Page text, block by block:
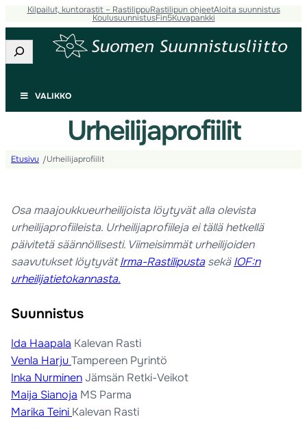
Kilpailut, kuntorastit – RastilippuRastilipun ohjeetAloita suunnistus
KoulusuunnistusFin5Kuvapankki
Etsi
VALIKKO
Urheilijaprofiilit
Etusivu /Urheilijaprofiilit
Osa maajoukkueurheilijoista löytyvät alla olevista
urheilijaprofiileista. Urheilijaprofiileja ei tällä hetkellä
päivitetä säännöllisesti. Viimeisimmät urheilijoiden
saavutukset löytyvätIrma-Rastilipusta sekäIOF:n
urheilijatietokannasta.
Suunnistus
Ida Haapala Kalevan Rasti
Venla HarjuTampereen Pyrintö
Inka NurminenJämsän Retki-Veikot
Maija Sianoja MS Parma
Marika Teini Kalevan Rasti